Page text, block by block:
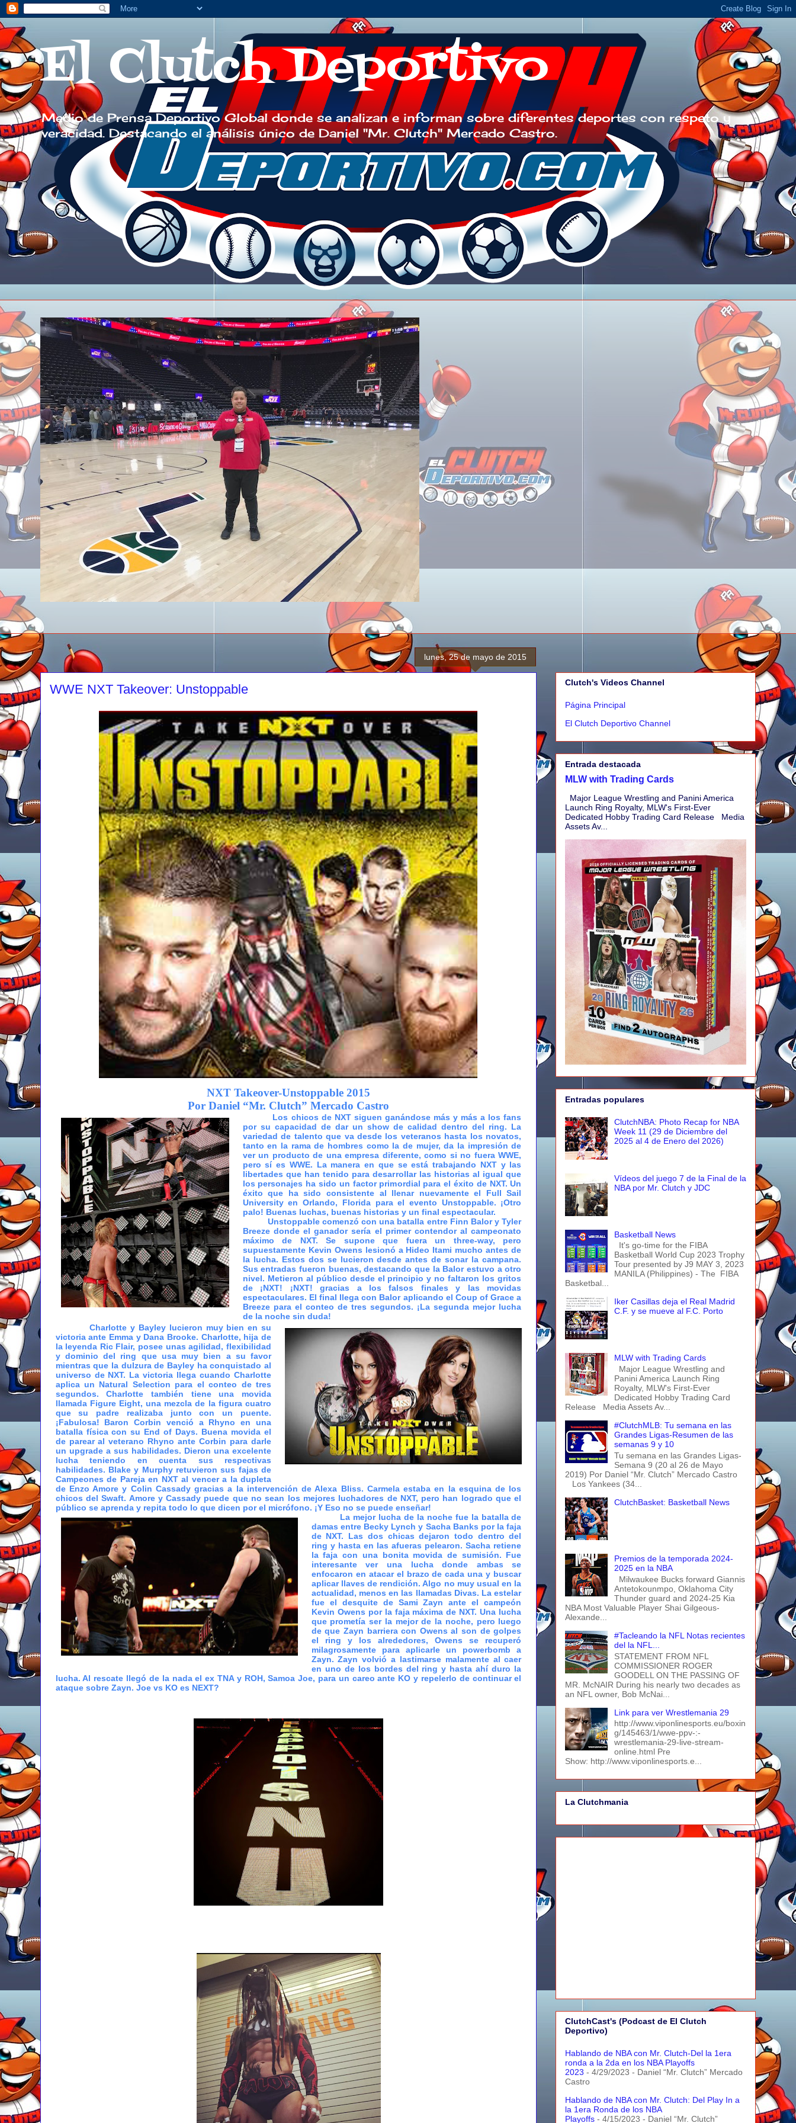
El Clutch Deportivo
Medio de Prensa Deportivo Global donde se analizan e informan sobre diferentes deportes con respeto y
veracidad. Destacando el análisis único de Daniel "Mr. Clutch" Mercado Castro.
lunes, 25 de mayo de 2015
WWE NXT Takeover: Unstoppable
NXT Takeover-Unstoppable 2015
Por Daniel “Mr. Clutch” Mercado Castro
Los chicos de NXT siguen ganándose más y más a los fans
por su capacidad de dar un show de calidad dentro del ring. La
variedad de talento que va desde los veteranos hasta los novatos,
tanto en la rama de hombres como la de mujer, da la impresión de
ver un producto de una empresa diferente, como si no fuera WWE,
pero sí es WWE. La manera en que se está trabajando NXT y las
libertades que han tenido para desarrollar las historias al igual que
los personajes ha sido un factor primordial para el éxito de NXT. Un
éxito que ha sido consistente al llenar nuevamente el Full Sail
University en Orlando, Florida para el evento Unstoppable. ¡Otro
palo! Buenas luchas, buenas historias y un final espectacular.
Unstoppable comenzó con una batalla entre Finn Balor y Tyler
Breeze donde el ganador sería el primer contendor al campeonato
máximo de NXT. Se supone que fuera un three-way, pero
supuestamente Kevin Owens lesionó a Hideo Itami mucho antes de
la lucha. Estos dos se lucieron desde antes de sonar la campana.
Sus entradas fueron buenas, destacando que la Balor estuvo a otro
nivel. Metieron al público desde el principio y no faltaron los gritos
de ¡NXT! ¡NXT! gracias a los falsos finales y las movidas
espectaculares. El final llega con Balor aplicando el Coup of Grace a
Breeze para el conteo de tres segundos. ¡La segunda mejor lucha
de la noche sin duda!
Charlotte y Bayley lucieron muy bien en su
victoria ante Emma y Dana Brooke. Charlotte, hija de
la leyenda Ric Flair, posee unas agilidad, flexibilidad
y dominio del ring que usa muy bien a su favor
mientras que la dulzura de Bayley ha conquistado al
universo de NXT. La victoria llega cuando Charlotte
aplica un Natural Selection para el conteo de tres
segundos. Charlotte también tiene una movida
llamada Figure Eight, una mezcla de la figura cuatro
que su padre realizaba junto con un puente.
¡Fabulosa! Baron Corbin venció a Rhyno en una
batalla física con su End of Days. Buena movida el
de parear al veterano Rhyno ante Corbin para darle
un upgrade a sus habilidades. Dieron una excelente
lucha teniendo en cuenta sus respectivas
habilidades. Blake y Murphy retuvieron sus fajas de
Campeones de Pareja en NXT al vencer a la dupleta
de Enzo Amore y Colin Cassady gracias a la intervención de Alexa Bliss. Carmela estaba en la esquina de los
chicos del Swaft. Amore y Cassady puede que no sean los mejores luchadores de NXT, pero han logrado que el
público se aprenda y repita todo lo que dicen por el micrófono. ¡Y Eso no se puede enseñar!
La mejor lucha de la noche fue la batalla de
damas entre Becky Lynch y Sacha Banks por la faja
de NXT. Las dos chicas dejaron todo dentro del
ring y hasta en las afueras pelearon. Sacha retiene
la faja con una bonita movida de sumisión. Fue
interesante ver una lucha donde ambas se
enfocaron en atacar el brazo de cada una y buscar
aplicar llaves de rendición. Algo no muy usual en la
actualidad, menos en las llamadas Divas. La estelar
fue el desquite de Sami Zayn ante el campeón
Kevin Owens por la faja máxima de NXT. Una lucha
que prometía ser la mejor de la noche, pero luego
de que Zayn barriera con Owens al son de golpes
el ring y los alrededores, Owens se recuperó
milagrosamente para aplicarle un powerbomb a
Zayn. Zayn volvió a lastimarse malamente al caer
en uno de los bordes del ring y hasta ahí duro la
lucha. Al rescate llegó de la nada el ex TNA y ROH, Samoa Joe, para un careo ante KO y repelerlo de continuar el
ataque sobre Zayn. Joe vs KO es NEXT?
Clutch's Videos Channel
Página Principal
El Clutch Deportivo Channel
Entrada destacada
MLW with Trading Cards
Major League Wrestling and Panini America
Launch Ring Royalty, MLW's First-Ever
Dedicated Hobby Trading Card Release Media
Assets Av...
Entradas populares
ClutchNBA: Photo Recap for NBA
Week 11 (29 de Diciembre del
2025 al 4 de Enero del 2026)
Vídeos del juego 7 de la Final de la
NBA por Mr. Clutch y JDC
Basketball News
It's go-time for the FIBA
Basketball World Cup 2023 Trophy
Tour presented by J9 MAY 3, 2023
MANILA (Philippines) - The FIBA
Basketbal...
Iker Casillas deja el Real Madrid
C.F. y se mueve al F.C. Porto
MLW with Trading Cards
Major League Wrestling and
Panini America Launch Ring
Royalty, MLW's First-Ever
Dedicated Hobby Trading Card
Release Media Assets Av...
#ClutchMLB: Tu semana en las
Grandes Ligas-Resumen de las
semanas 9 y 10
Tu semana en las Grandes Ligas-
Semana 9 (20 al 26 de Mayo
2019) Por Daniel “Mr. Clutch” Mercado Castro
Los Yankees (34...
ClutchBasket: Basketball News
Premios de la temporada 2024-
2025 en la NBA
Milwaukee Bucks forward Giannis
Antetokounmpo, Oklahoma City
Thunder guard and 2024-25 Kia
NBA Most Valuable Player Shai Gilgeous-
Alexande...
#Tacleando la NFL Notas recientes
del la NFL...
STATEMENT FROM NFL
COMMISSIONER ROGER
GOODELL ON THE PASSING OF
MR. McNAIR During his nearly two decades as
an NFL owner, Bob McNai...
Link para ver Wrestlemania 29
http://www.viponlinesports.eu/boxin
g/145463/1/wwe-ppv-:-
wrestlemania-29-live-stream-
online.html Pre
Show: http://www.viponlinesports.e...
La Clutchmania
ClutchCast's (Podcast de El Clutch
Deportivo)
Hablando de NBA con Mr. Clutch-Del la 1era
ronda a la 2da en los NBA Playoffs
2023 - 4/29/2023 - Daniel “Mr. Clutch” Mercado
Castro
Hablando de NBA con Mr. Clutch: Del Play In a
la 1era Ronda de los NBA
Playoffs - 4/15/2023 - Daniel “Mr. Clutch”